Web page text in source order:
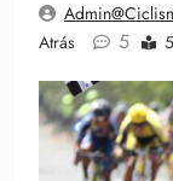
Atrás
5